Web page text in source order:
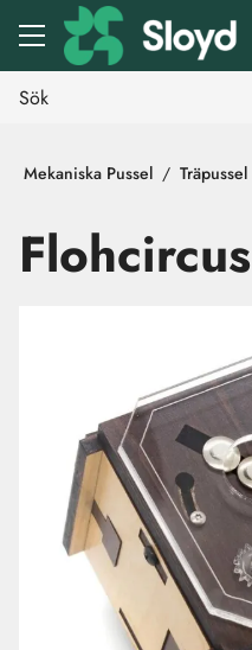
Gå till huvudinnehåll
Mekaniska Pussel Träpussel
Flohcircus